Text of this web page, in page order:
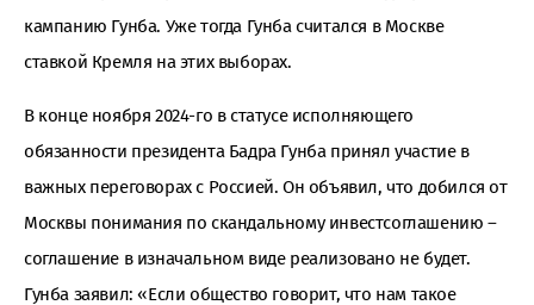
кампанию Гунба. Уже тогда Гунба считался в Москве
ставкой Кремля на этих выборах.
В конце ноября 2024-го в статусе исполняющего
обязанности президента Бадра Гунба принял участие в
важных переговорах с Россией. Он объявил, что добился от
Москвы понимания по скандальному инвестсоглашению –
соглашение в изначальном виде реализовано не будет.
Гунба заявил: «Если общество говорит, что нам такое